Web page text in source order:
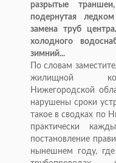
разрытые
подернутая
замена труб
холодного
зимний...
По словам
жилищной
Нижегородской
нарушены сроки
такое в сводках по
практически
постановление
нынешнем году, где